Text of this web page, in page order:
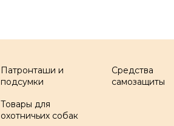
Патронташи и
подсумки
Товары для
охотничьих собак
Средства
самозащиты